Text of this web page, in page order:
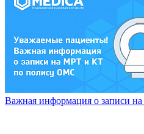
Важная информация о записи